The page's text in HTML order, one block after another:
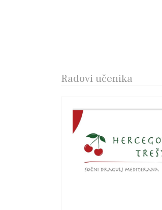
Radovi učenika